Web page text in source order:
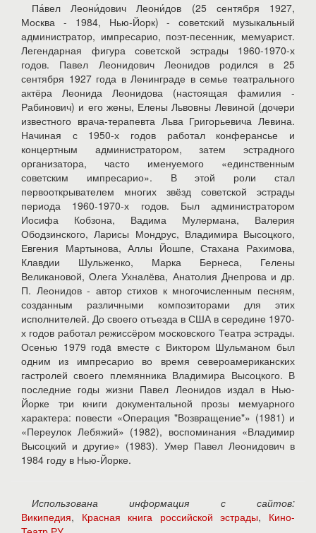
Па́вел Леони́дович Леони́дов (25 сентября 1927,
Москва - 1984, Нью-Йорк) - советский музыкальный
администратор, импресарио, поэт-песенник, мемуарист.
Легендарная фигура советской эстрады 1960-1970-х
годов. Павел Леонидович Леонидов родился в 25
сентября 1927 года в Ленинграде в семье театрального
актёра Леонида Леонидова (настоящая фамилия -
Рабинович) и его жены, Елены Львовны Левиной (дочери
известного врача-терапевта Льва Григорьевича Левина.
Начиная с 1950-х годов работал конферансье и
концертным администратором, затем эстрадного
организатора, часто именуемого «единственным
советским импресарио». В этой роли стал
первооткрывателем многих звёзд советской эстрады
периода 1960-1970-х годов. Был администратором
Иосифа Кобзона, Вадима Мулермана, Валерия
Ободзинского, Ларисы Мондрус, Владимира Высоцкого,
Евгения Мартынова, Аллы Йошпе, Стахана Рахимова,
Клавдии Шульженко, Марка Бернеса, Гелены
Великановой, Олега Ухналёва, Анатолия Днепрова и др.
П. Леонидов - автор стихов к многочисленным песням,
созданным различными композиторами для этих
исполнителей. До своего отъезда в США в середине 1970-
х годов работал режиссёром московского Театра эстрады.
Осенью 1979 годa вместе с Виктором Шульманом был
одним из импресарио во время североамериканских
гастролей своего племянника Владимира Высоцкого. В
последние годы жизни Павел Леонидов издал в Нью-
Йорке три книги документальной прозы мемуарного
характера: повести «Операция "Возвращение"» (1981) и
«Переулок Лебяжий» (1982), воспоминания «Владимир
Высоцкий и другие» (1983). Умер Павел Леонидович в
1984 году в Нью-Йорке.
Использована информация с сайтов:
Википедия, Красная книга российской эстрады, Кино-